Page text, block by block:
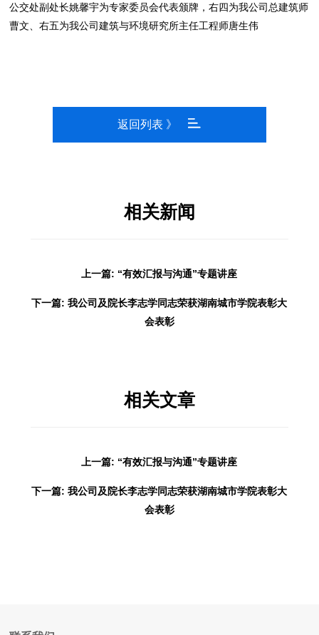
公交处副处长姚馨宇为专家委员会代表颁牌，右四为我公司总建筑师
曹文、右五为我公司建筑与环境研究所主任工程师唐生伟
返回列表 》
相关新闻
上一篇: “有效汇报与沟通”专题讲座
下一篇: 我公司及院长李志学同志荣获湖南城市学院表彰大
会表彰
相关文章
上一篇: “有效汇报与沟通”专题讲座
下一篇: 我公司及院长李志学同志荣获湖南城市学院表彰大
会表彰